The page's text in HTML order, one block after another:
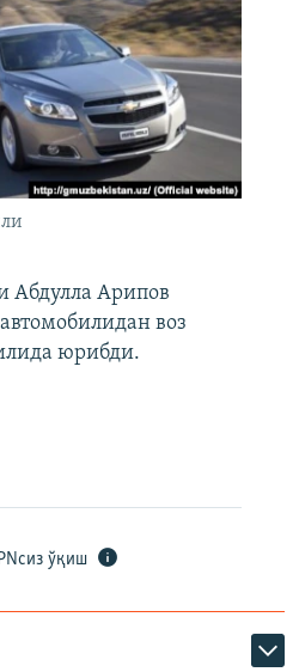
Абдулла Арипов
воз
юрибди.
ўқиш